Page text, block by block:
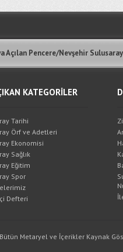
Açılan Pencere/Nevşehir Sulusaray
KATEGORİLER
Tarihi
Örf ve Adetleri
Ekonomisi
Sağlık
Eğitim
Spor
Defteri
Metaryel ve İçerikler Kaynak